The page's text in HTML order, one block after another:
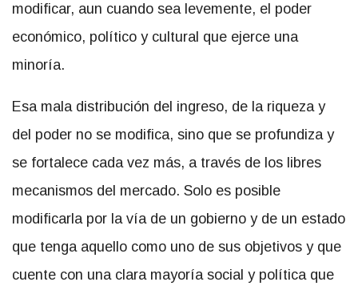
modificar, aun cuando sea levemente, el poder
económico, político y cultural que ejerce una
minoría.
Esa mala distribución del ingreso, de la riqueza y
del poder no se modifica, sino que se profundiza y
se fortalece cada vez más, a través de los libres
mecanismos del mercado. Solo es posible
modificarla por la vía de un gobierno y de un estado
que tenga aquello como uno de sus objetivos y que
cuente con una clara mayoría social y política que